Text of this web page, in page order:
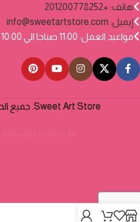
هاتف: +201200778252
إيميل: info@sweetartstore.com
مواعيد العمل: 11:00 صباحا الي 10:00 مساءً يومياً
Sweet Art Store. جميع الحقوق محفوظة 2026©